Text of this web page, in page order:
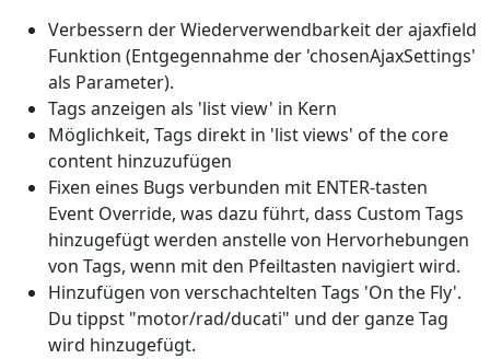
Verbessern der Wiederverwendbarkeit der ajaxfield
Funktion (Entgegennahme der 'chosenAjaxSettings'
als Parameter).
Tags anzeigen als 'list view' in Kern
Möglichkeit, Tags direkt in 'list views' of the core
content hinzuzufügen
Fixen eines Bugs verbunden mit ENTER-tasten
Event Override, was dazu führt, dass Custom Tags
hinzugefügt werden anstelle von Hervorhebungen
von Tags, wenn mit den Pfeiltasten navigiert wird.
Hinzufügen von verschachtelten Tags 'On the Fly'.
Du tippst "motor/rad/ducati" und der ganze Tag
wird hinzugefügt.